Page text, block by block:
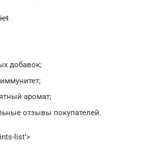
добавок;
аромат;
отзывы покупателей.
list’>